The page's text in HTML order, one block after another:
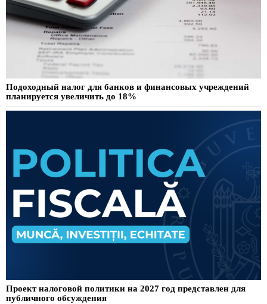
Подоходный налог для банков и финансовых учреждений
планируется увеличить до 18%
Проект налоговой политики на 2027 год представлен для
публичного обсуждения